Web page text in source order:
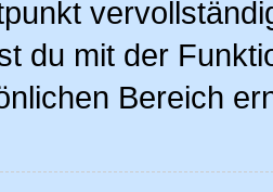
du mit der
Bereich